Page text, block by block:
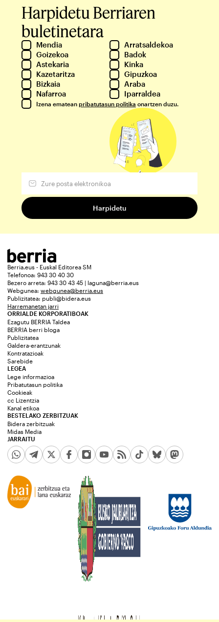
Harpidetu Berriaren
buletinetara
Mendia
Arratsaldekoa
Goizekoa
Badok
Astekaria
Kinka
Kazetaritza
Gipuzkoa
Bizkaia
Araba
Nafarroa
Iparraldea
Izena ematean pribatutasun politika onartzen duzu.
Berria.eus - Euskal Editorea SM
Telefonoa: 943 30 40 30
Bezero arreta: 943 30 43 45 | laguna@berria.eus
Webgunea: webgunea@berria.eus
Publizitatea: publi@bidera.eus
Harremanetan jarri
ORRIALDE KORPORATIBOAK
Ezagutu BERRIA Taldea
BERRIA berri bloga
Publizitatea
Galdera-erantzunak
Kontratazioak
Sarebide
JARRAITU
LEGEA
Lege informazioa
Pribatutasun politika
Cookieak
cc Lizentzia
Kanal etikoa
BESTELAKO ZERBITZUAK
Bidera zerbitzuak
Midas Media